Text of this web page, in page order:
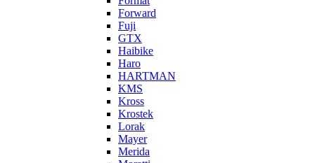
Forward
Fuji
GTX
Haibike
Haro
HARTMAN
KMS
Kross
Krostek
Lorak
Mayer
Merida